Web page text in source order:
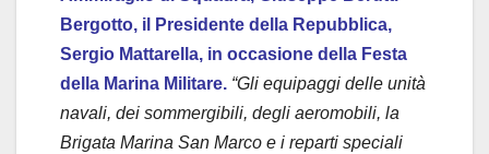
Bergotto, il Presidente della Repubblica,
Sergio Mattarella, in occasione della Festa
della Marina Militare. “Gli equipaggi delle unità
navali, dei sommergibili, degli aeromobili, la
Brigata Marina San Marco e i reparti speciali